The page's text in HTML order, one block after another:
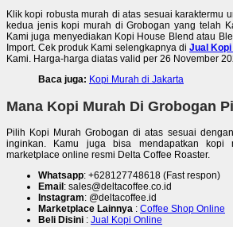
Klik kopi robusta murah di atas sesuai karaktermu
kedua jenis kopi murah di Grobogan yang telah
Kami juga menyediakan Kopi House Blend atau
Import. Cek produk Kami selengkapnya di Jual Kopi
Kami. Harga-harga diatas valid per 26 November
Baca juga: Kopi Murah di Jakarta
Mana Kopi Murah Di Grobogan
Pilih Kopi Murah Grobogan di atas sesuai
inginkan. Kamu juga bisa mendapatkan kopi
marketplace online resmi Delta Coffee Roaster.
Whatsapp: +628127748618 (Fast respon)
Email : sales@deltacoffee.co.id
Instagram: @deltacoffee.id
Marketplace Lainnya : Coffee Shop Online
Beli Disini : Jual Kopi Online